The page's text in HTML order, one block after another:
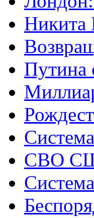
Никита
Путина
СВО